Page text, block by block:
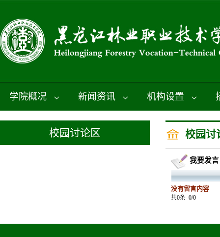
学院概况 新闻资讯 机构设置
校园讨论区 校园讨
我要发言
没有留言内容
共0条 0/0